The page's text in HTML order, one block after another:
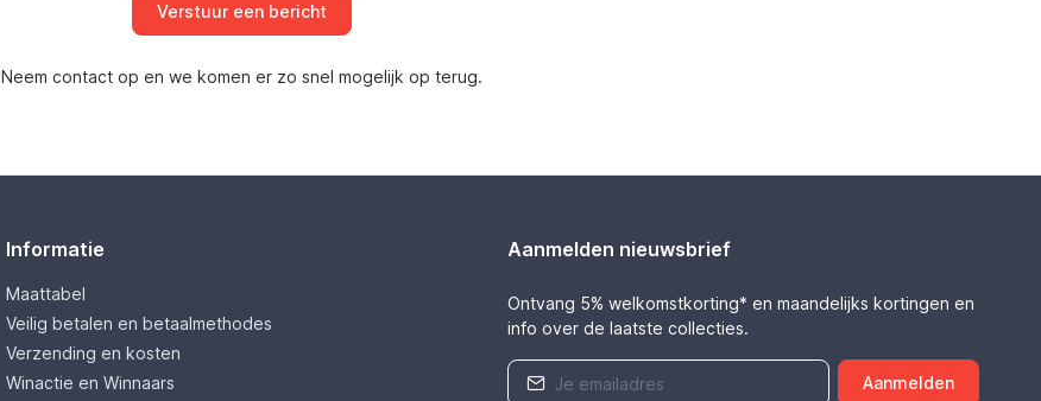
Verstuur een bericht
Neem contact op en we komen er zo snel mogelijk op terug.
Informatie
Maattabel
Veilig betalen en betaalmethodes
Verzending en kosten
Winactie en Winnaars
Aanmelden nieuwsbrief
Ontvang 5% welkomstkorting* en maandelijks kortingen en
info over de laatste collecties.
Aanmelden